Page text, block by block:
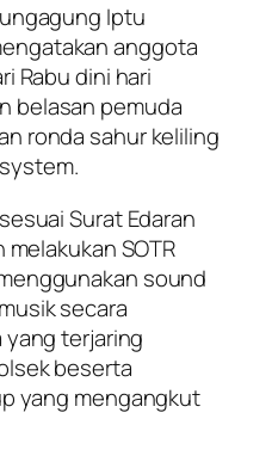
Iptu
anggota
Rabu dini hari
belasan pemuda
ronda sahur keliling
Surat Edaran
SOTR
sound
secara
yang terjaring
beserta
yang mengangkut